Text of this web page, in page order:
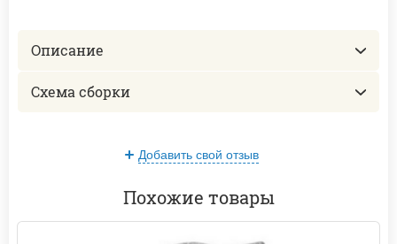
Описание
Схема сборки
Добавить свой отзыв
Похожие товары